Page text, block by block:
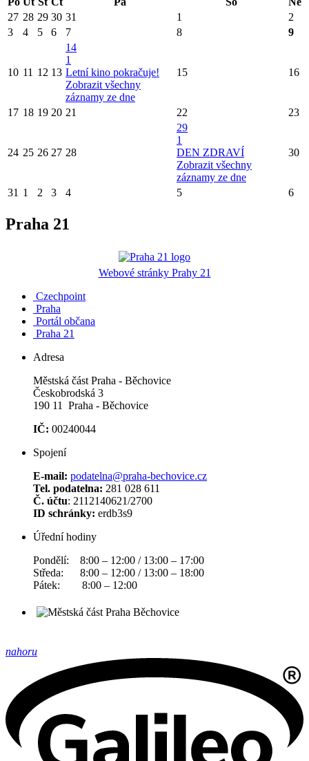
27 28 29 30 31 1
2
3
4 5 6 7 8 9
10 11 12 13
14
1
Letní kino pokračuje!
Zobrazit všechny
záznamy ze dne
15 16
17 18 19 20 21 22 23
24 25 26 27 28
29
1
DEN ZDRAVÍ
Zobrazit všechny
záznamy ze dne
30
31 1 2 3 4 5 6
Praha 21
Webové stránky Prahy 21
Czechpoint
Praha
Portál občana
Praha 21
Adresa
Městská část Praha - Běchovice
Českobrodská 3
190 11 Praha - Běchovice
IČ: 00240044
Spojení
E-mail: podatelna@praha-bechovice.cz
Tel. podatelna: 281 028 611
Č. účtu: 2112140621/2700
ID schránky: erdb3s9
Úřední hodiny
Pondělí: 8:00 – 12:00 / 13:00 – 17:00
Středa: 8:00 – 12:00 / 13:00 – 18:00
Pátek: 8:00 – 12:00
nahoru